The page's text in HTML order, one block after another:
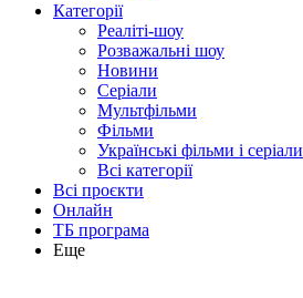
Категорії
Реаліті-шоу
Розважальні шоу
Новини
Серіали
Мультфільми
Фільми
Українські фільми і серіали
Всі категорії
Всі проєкти
Онлайн
ТБ програма
Еще